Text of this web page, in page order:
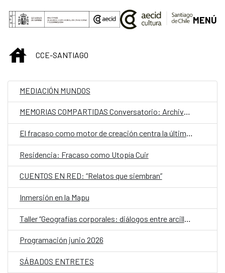
Saltar al contenido principal
MENÚ
INICIOCCE-SANTIAGO
MEDIACIÓN MUNDOS
MEMORIAS COMPARTIDAS Conversatorio: Archivos personales de exilios y migraciones
El fracaso como motor de creación centra la última residencia artística en el CCESantiago
Residencia: Fracaso como Utopía Cuir
CUENTOS EN RED: “Relatos que siembran”
Inmersión en la Mapu
Programación junio 2026
SÁBADOS ENTRETES